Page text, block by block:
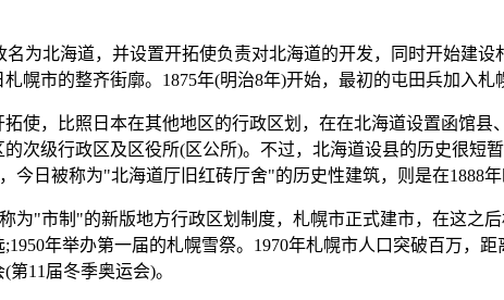
名为北海道，并设置开拓使负责对北海道的开发，同时开始建
幌市的整齐街廓。1875年(明治8年)开始，最初的屯田兵加入
使，比照日本在其他地区的行政区划，在在北海道设置函馆
次级行政区及区役所(区公所)。不过，北海道设县的历史很
今日被称为"北海道厅旧红砖厅舍"的历史性建筑，则是在1888年
为"市制"的新版地方行政区划制度，札幌市正式建市，在这之
年举办第一届的札幌雪祭。1970年札幌市人口突破百万，
11届冬季奥运会)。